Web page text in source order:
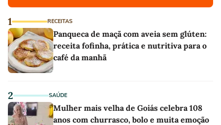
1 RECEITAS
Panqueca de maçã com aveia sem glúten:
receita fofinha, prática e nutritiva para o
café da manhã
2 SAÚDE
Mulher mais velha de Goiás celebra 108
anos com churrasco, bolo e muita emoção